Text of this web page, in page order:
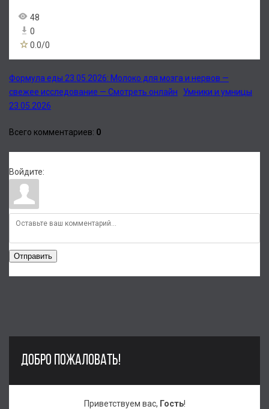
48
0
0.0/0
Формула еды 23.05.2026: Молоко для мозга и нервов —
свежее исследование — Смотреть онлайн
Умники и умницы
23.05.2026
Всего комментариев: 0
Войдите:
Отправить
ДОБРО ПОЖАЛОВАТЬ!
Приветствуем вас, Гость!